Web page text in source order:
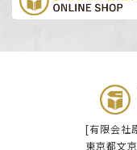
[有限会社
東京都文